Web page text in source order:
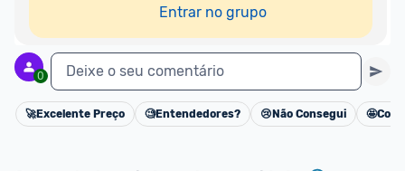
Entrar no grupo
0 Deixe o seu comentário
Cancelar
🚀Excelente Preço 🧐Entendedores? 😢 Não Consegui 🤩